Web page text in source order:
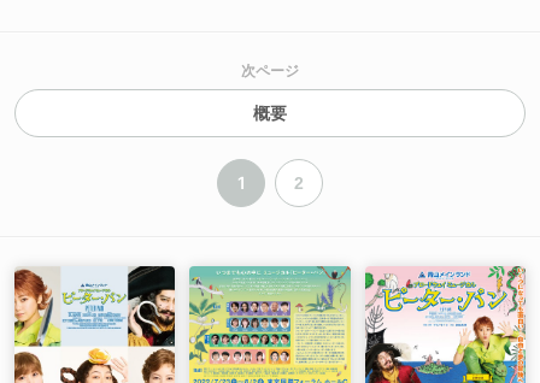
次ページ
概要
1 2